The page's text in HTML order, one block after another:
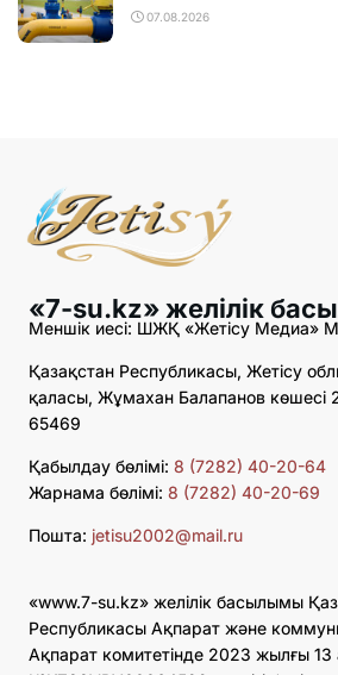
07.08.2026
«7-su.kz» желілік
Меншік иесі: ШЖҚ «Жетісу Медиа»
Қазақстан Республикасы, Жетісу
қаласы, Жұмахан Балапанов көшесі
65469
Қабылдау бөлімі: 8 (7282) 40-20-64
Жарнама бөлімі: 8 (7282) 40-20-69
Пошта: jetisu2002@mail.ru
«www.7-su.kz» желілік басылымы
Республикасы Ақпарат және
Ақпарат комитетінде 2023 жылғы 13